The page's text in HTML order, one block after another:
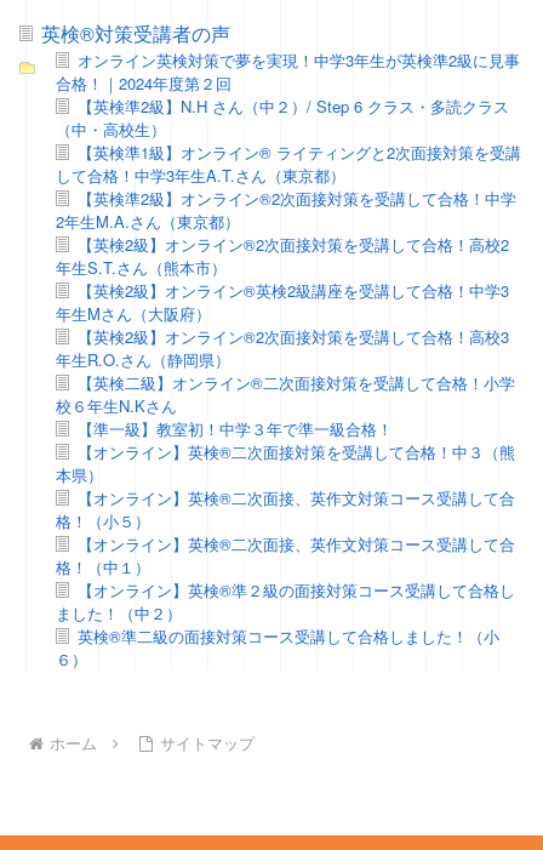
英検®対策受講者の声
オンライン英検対策で夢を実現！中学3年生が英検準2級に見事
合格！｜2024年度第２回
【英検準2級】N.H さん（中２）/ Step 6 クラス・多読クラス
（中・高校生）
【英検準1級】オンライン® ライティングと2次面接対策を受講
して合格！中学3年生A.T.さん（東京都）
【英検準2級】オンライン®2次面接対策を受講して合格！中学
2年生M.A.さん（東京都）
【英検2級】オンライン®2次面接対策を受講して合格！高校2
年生S.T.さん（熊本市）
【英検2級】オンライン®英検2級講座を受講して合格！中学3
年生Mさん（大阪府）
【英検2級】オンライン®2次面接対策を受講して合格！高校3
年生R.O.さん（静岡県）
【英検二級】オンライン®二次面接対策を受講して合格！小学
校６年生N.Kさん
【準一級】教室初！中学３年で準一級合格！
【オンライン】英検®二次面接対策を受講して合格！中３（熊
本県）
【オンライン】英検®二次面接、英作文対策コース受講して合
格！（小５）
【オンライン】英検®二次面接、英作文対策コース受講して合
格！（中１）
【オンライン】英検®準２級の面接対策コース受講して合格し
ました！（中２）
英検®準二級の面接対策コース受講して合格しました！（小
６）
ホーム サイトマップ